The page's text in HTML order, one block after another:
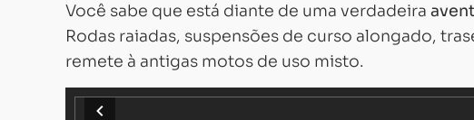
Você sabe que está diante de uma verdadeira
Rodas raiadas, suspensões de curso alongado,
remete à antigas motos de uso misto.